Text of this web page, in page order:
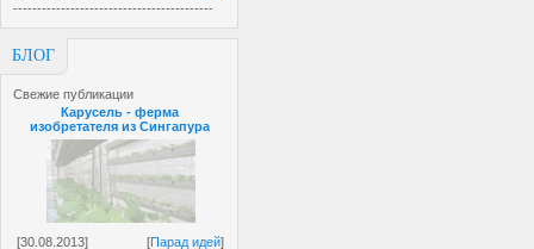
------------------------------------------
БЛОГ
Свежие публикации
Карусель - ферма
изобретателя из Сингапура
[30.08.2013] [Парад идей]